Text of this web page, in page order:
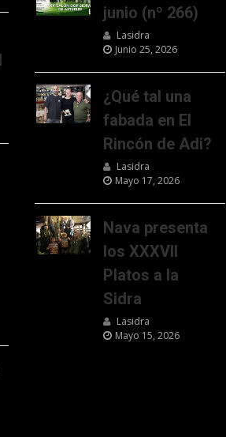
junio (nº 266)
Lasidra
Junio 25, 2026
¿Qué tal una
fabada en El
Rincón de Adi?
Lasidra
Mayo 17, 2026
Nava presenta
los XXXVII
Platos a la
Sidra
Lasidra
Mayo 15, 2026